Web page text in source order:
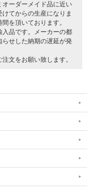
ーダーメイド品に近い
てからの生産になりま
を頂いております。
入品です。メーカーの都
せした納期の遅延が発
文をお願い致します。